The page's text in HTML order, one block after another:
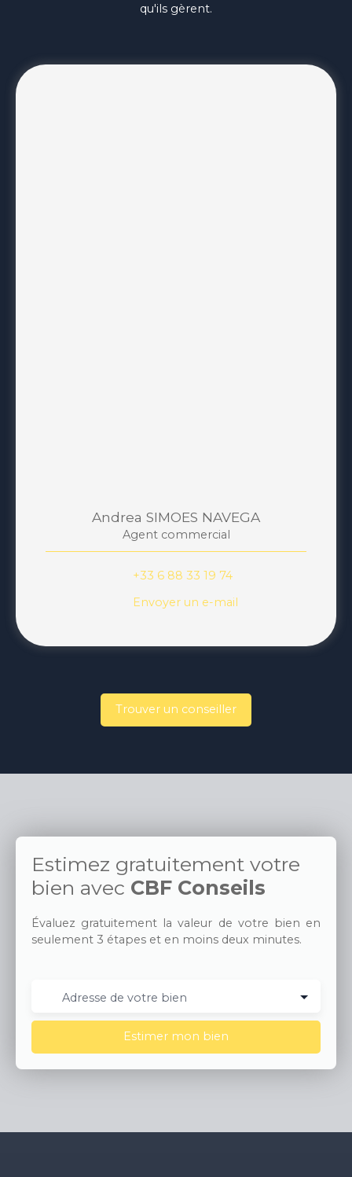
qu'ils gèrent.
Andrea SIMOES NAVEGA
Agent commercial
+33 6 88 33 19 74
Envoyer un e-mail
Trouver un conseiller
Estimez gratuitement votre
bien avec CBF Conseils
Évaluez gratuitement la valeur de votre bien en
seulement 3 étapes et en moins deux minutes.
Adresse de votre bien
Estimer mon bien